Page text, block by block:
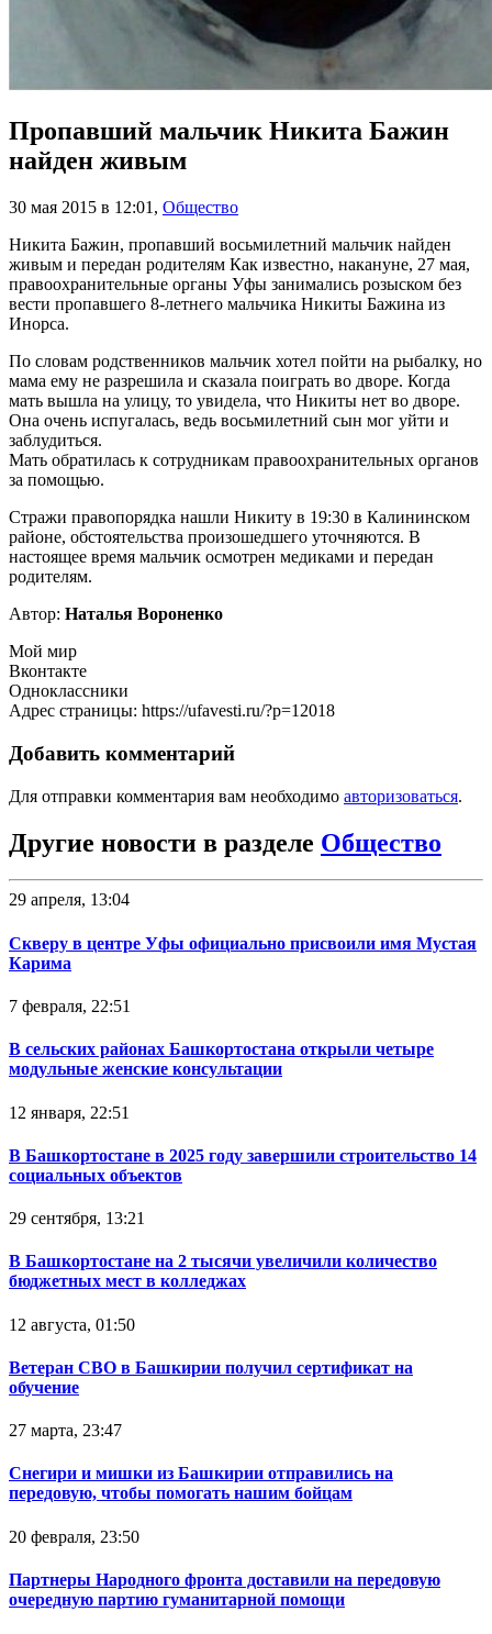
Пропавший мальчик Никита Бажин
найден живым
30 мая 2015 в 12:01 , Общество
Никита Бажин, пропавший восьмилетний мальчик найден
живым и передан родителям Как известно, накануне, 27 мая,
правоохранительные органы Уфы занимались розыском без
вести пропавшего 8-летнего мальчика Никиты Бажина из
Инорса.
По словам родственников мальчик хотел пойти на рыбалку, но
мама ему не разрешила и сказала поиграть во дворе. Когда
мать вышла на улицу, то увидела, что Никиты нет во дворе.
Она очень испугалась, ведь восьмилетний сын мог уйти и
заблудиться.
Мать обратилась к сотрудникам правоохранительных органов
за помощью.
Стражи правопорядка нашли Никиту в 19:30 в Калининском
районе, обстоятельства произошедшего уточняются. В
настоящее время мальчик осмотрен медиками и передан
родителям.
Автор: Наталья Вороненко
Мой мир
Вконтакте
Одноклассники
Адрес страницы: https://ufavesti.ru/?p=12018
Добавить комментарий
Для отправки комментария вам необходимо авторизоваться.
Другие новости в разделе Общество
29 апреля, 13:04
Скверу в центре Уфы официально присвоили имя Мустая
Карима
7 февраля, 22:51
В сельских районах Башкортостана открыли четыре
модульные женские консультации
12 января, 22:51
В Башкортостане в 2025 году завершили строительство 14
социальных объектов
29 сентября, 13:21
В Башкортостане на 2 тысячи увеличили количество
бюджетных мест в колледжах
12 августа, 01:50
Ветеран СВО в Башкирии получил сертификат на
обучение
27 марта, 23:47
Снегири и мишки из Башкирии отправились на
передовую, чтобы помогать нашим бойцам
20 февраля, 23:50
Партнеры Народного фронта доставили на передовую
очередную партию гуманитарной помощи